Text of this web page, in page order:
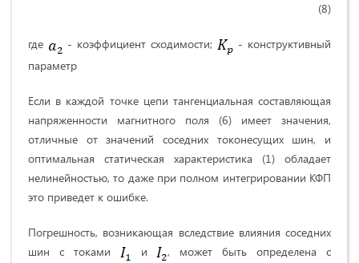
(8)
где - коэффициент сходимости;
- конструктивный
параметр
Если в каждой точке цепи тангенциальная составляющая
напряженности магнитного поля (6) имеет значения,
отличные от значений соседних токонесущих шин, и
оптимальная статическая характеристика (1) обладает
нелинейностью, то даже при полном интегрировании КФП
это приведет к ошибке.
Погрешность, возникающая вследствие влияния соседних
шин с токами
и
, может быть определена с